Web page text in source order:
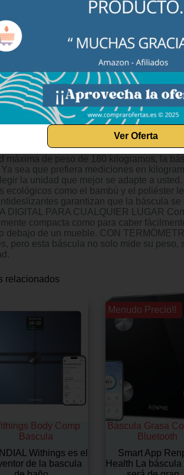
en Tiendas Online
DE BAÑO DIGITAL ELEGANTE
con la báscula de baño de bambú
máxima de peso de 180 kilogramos, la
sea que prefiera mediciones en
la unidad que mejor se adapte a
ecológicos como el bambú y el poliéster
garantizan que la báscula
DIGITAL PARA CUALQUIER LUGAR
compacta como para caber
debajo de un mueble. CON
pero esta báscula no solo mide su
relacionados
Body Comp
Bascula
Withings es el
de la bascula
¡¡ Menudo Precio!!
Báscula Grasa
Bluetooth
Smart App
Health La báscula
Ver Oferta